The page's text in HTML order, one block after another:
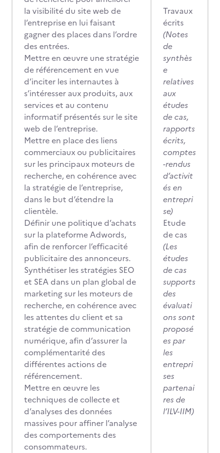
la visibilité du site web de
l’entreprise en lui faisant
gagner des places dans l’ordre
des entrées.
Mettre en œuvre une stratégie
de référencement en vue
d’inciter les internautes à
s’intéresser aux produits, aux
services et au contenu
informatif présentés sur le site
web de l’entreprise.
Mettre en place des liens
commerciaux ou publicitaires
sur les principaux moteurs de
recherche, en cohérence avec
la stratégie de l’entreprise,
dans le but d’étendre la
clientèle.
Définir une politique d’achats
sur la plateforme Adwords,
afin de renforcer l’efficacité
publicitaire des annonceurs.
Synthétiser les stratégies SEO
et SEA dans un plan global de
marketing sur les moteurs de
recherche, en cohérence avec
les attentes du client et sa
stratégie de communication
numérique, afin d’assurer la
complémentarité des
différentes actions de
référencement.
Mettre en œuvre les
techniques de collecte et
d’analyses des données
massives pour affiner l’analyse
des comportements des
consommateurs.
Travaux
écrits
(Notes
de
synthès
e
relatives
aux
études
de cas,
rapports
écrits,
comptes
-rendus
d’activit
és en
entrepri
se)
Etude
de cas
(Les
études
de cas
supports
des
évaluati
ons sont
proposé
es par
les
entrepri
ses
partenai
res de
l’ILV-IIM)